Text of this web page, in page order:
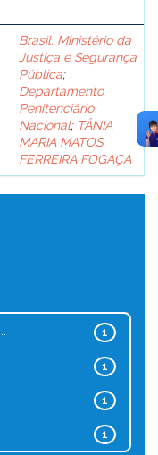
Brasil. Ministério da
Justiça e Segurança
Pública;
Departamento
Penitenciário
Nacional; TÂNIA
MARIA MATOS
FERREIRA FOGAÇA
1
1
1
1